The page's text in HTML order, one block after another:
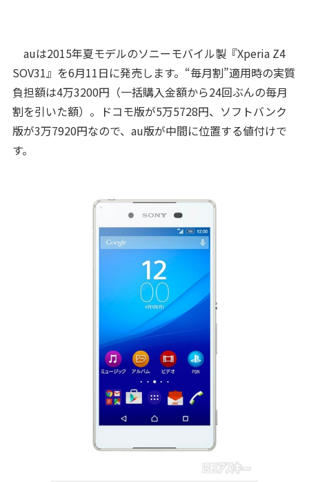
auは2015年夏モデルのソニーモバイル製『Xperia Z4
SOV31』を6月11日に発売します。“毎月割”適用時の実質
負担額は4万3200円（一括購入金額から24回ぶんの毎月
割を引いた額）。ドコモ版が5万5728円、ソフトバンク
版が3万7920円なので、au版が中間に位置する値付けで
す。